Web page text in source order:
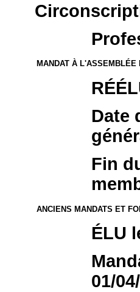
MANDAT À L'ASSEMBLÉE
Date
Fin
ANCIENS MANDATS ET
ÉLU
01/